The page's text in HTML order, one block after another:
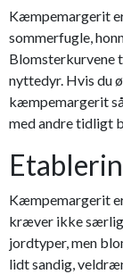
Kæmpemargerit
sommerfugle,
Blomsterkurvene
nyttedyr. Hvis du
kæmpemargerit
med andre tidligt
Kæmpemargerit
kræver ikke særlig
jordtyper, men
lidt sandig,